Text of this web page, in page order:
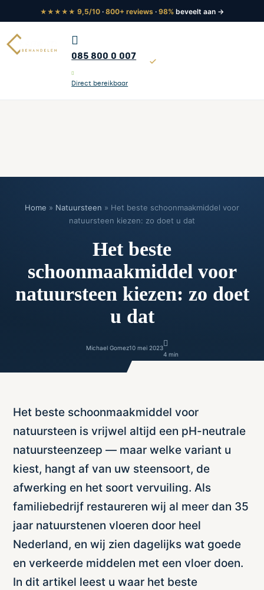
★★★★★ 9,5/10 · 800+ reviews · 98% beveelt aan →
085 800 0 007
Direct bereikbaar
Home » Natuursteen » Het beste schoonmaakmiddel voor
natuursteen kiezen: zo doet u dat
Het beste
schoonmaakmiddel voor
natuursteen kiezen: zo doet
u dat
Michael Gomez10 mei 2023
4 min
Het beste schoonmaakmiddel voor
natuursteen is vrijwel altijd een pH-neutrale
natuursteenzeep — maar welke variant u
kiest, hangt af van uw steensoort, de
afwerking en het soort vervuiling. Als
familiebedrijf restaureren wij al meer dan 35
jaar natuurstenen vloeren door heel
Nederland, en wij zien dagelijks wat goede
en verkeerde middelen met een vloer doen.
In dit artikel leest u waar het beste